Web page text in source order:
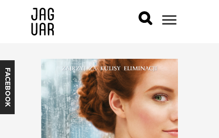
FACEBOOK